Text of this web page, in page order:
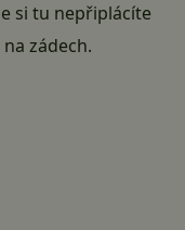
si tu nepřiplácíte
zádech.